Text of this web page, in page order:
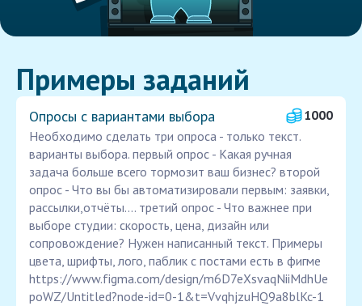
Примеры заданий
Опросы с вариантами выбора
1000
Необходимо сделать три опроса - только текст.
варианты выбора. первый опрос - Какая ручная
задача больше всего тормозит ваш бизнес? второй
опрос - Что вы бы автоматизировали первым: заявки,
рассылки,отчёты.... третий опрос - Что важнее при
выборе студии: скорость, цена, дизайн или
сопровождение? Нужен написанный текст. Примеры
цвета, шрифты, лого, паблик с постами есть в фигме
https://www.figma.com/design/m6D7eXsvaqNiiMdhUe
poWZ/Untitled?node-id=0-1&t=VvqhjzuHQ9a8blKc-1